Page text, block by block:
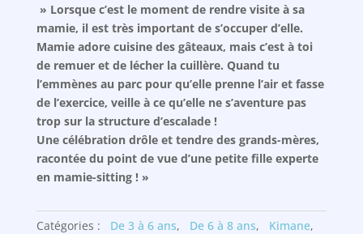
» Lorsque c’est le moment de rendre visite à sa
mamie, il est très important de s’occuper d’elle.
Mamie adore cuisine des gâteaux, mais c’est à toi
de remuer et de lécher la cuillère. Quand tu
l’emmènes au parc pour qu’elle prenne l’air et fasse
de l’exercice, veille à ce qu’elle ne s’aventure pas
trop sur la structure d’escalade !
Une célébration drôle et tendre des grands-mères,
racontée du point de vue d’une petite fille experte
en mamie-sitting ! »
Catégories : De 3 à 6 ans, De 6 à 8 ans, Kimane,